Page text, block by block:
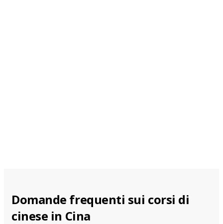
Domande frequenti sui corsi di
cinese in Cina